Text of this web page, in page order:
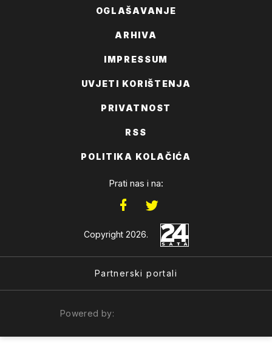
OGLAŠAVANJE
ARHIVA
IMPRESSUM
UVJETI KORIŠTENJA
PRIVATNOST
RSS
POLITIKA KOLAČIĆA
Prati nas i na:
Copyright 2026.
Partnerski portali
Powered by: